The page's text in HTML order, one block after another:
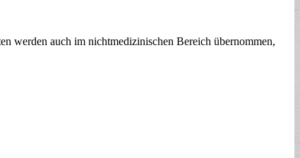
auch im nichtmedizinischen Bereich übernommen,